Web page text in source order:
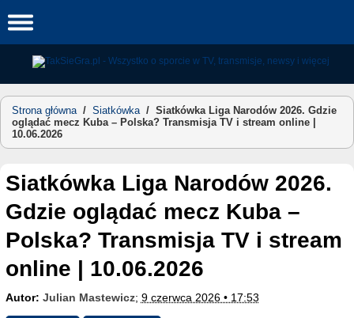
to
Strona główna/ Siatkówka/ Siatkówka Liga Narodów 2026. Gdzie
oglądać mecz Kuba – Polska? Transmisja TV i stream online |
10.06.2026
Siatkówka Liga Narodów 2026.
Gdzie oglądać mecz Kuba –
Polska? Transmisja TV i stream
online | 10.06.2026
Autor: Julian Mastewicz; 9 czerwca 2026 • 17:53